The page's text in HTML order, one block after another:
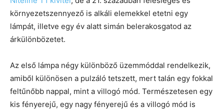
környezetszennyező is alkáli elemekkel etetni egy
lámpát, illetve egy év alatt simán belerakosgatod az
árkülönbözetet.
Az első lámpa négy különböző üzemmóddal rendelkezik,
amiből különösen a pulzáló tetszett, mert talán egy fokkal
feltűnőbb nappal, mint a villogó mód. Természetesen egy
kis fényerejű, egy nagy fényerejű és a villogó mód is